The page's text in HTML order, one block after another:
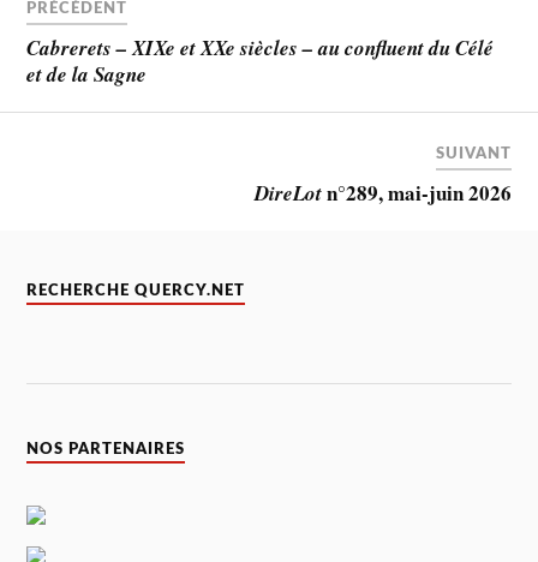
PRÉCÉDENT
Cabrerets – XIXe et XXe siècles – au confluent du Célé
et de la Sagne
SUIVANT
DireLotn°289, mai-juin 2026
RECHERCHE QUERCY.NET
NOS PARTENAIRES